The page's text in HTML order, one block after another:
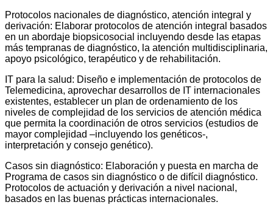
Protocolos nacionales de diagnóstico, atención integral y
derivación: Elaborar protocolos de atención integral basados
en un abordaje biopsicosocial incluyendo desde las etapas
más tempranas de diagnóstico, la atención multidisciplinaria,
apoyo psicológico, terapéutico y de rehabilitación.
IT para la salud: Diseño e implementación de protocolos de
Telemedicina, aprovechar desarrollos de IT internacionales
existentes, establecer un plan de ordenamiento de los
niveles de complejidad de los servicios de atención médica
que permita la coordinación de otros servicios (estudios de
mayor complejidad –incluyendo los genéticos-,
interpretación y consejo genético).
Casos sin diagnóstico: Elaboración y puesta en marcha de
Programa de casos sin diagnóstico o de difícil diagnóstico.
Protocolos de actuación y derivación a nivel nacional,
basados en las buenas prácticas internacionales.